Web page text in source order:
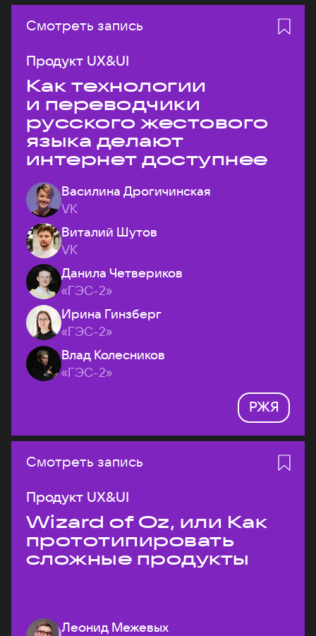
Смотреть запись
Продукт UX&UI
Как технологии
и переводчики
русского жестового
языка делают
интернет доступнее
Василина Дрогичинская
VK
Виталий Шутов
VK
Данила Четвериков
«ГЭС-2»
Ирина Гинзберг
«ГЭС-2»
Влад Колесников
«ГЭС-2»
РЖЯ
Смотреть запись
Продукт UX&UI
Wizard of Oz, или Как
прототипировать
сложные продукты
Леонид Межевых